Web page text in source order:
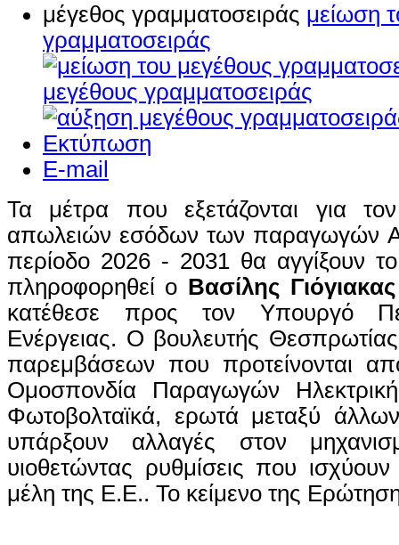
μέγεθος γραμματοσειράς μείωση
γραμματοσειράς
μεγέθους γραμματοσειράς
Εκτύπωση
E-mail
Τα μέτρα που εξετάζονται για
απωλειών εσόδων των παραγωγών
περίοδο 2026 - 2031 θα αγγίξουν
πληροφορηθεί ο Βασίλης Γιόγιακας
κατέθεσε προς τον Υπουργό
Ενέργειας. Ο βουλευτής
παρεμβάσεων που προτείνονται
Ομοσπονδία Παραγωγών
Φωτοβολταϊκά, ερωτά μεταξύ
υπάρξουν αλλαγές στον
υιοθετώντας ρυθμίσεις που
μέλη της Ε.Ε.. Το κείμενο της